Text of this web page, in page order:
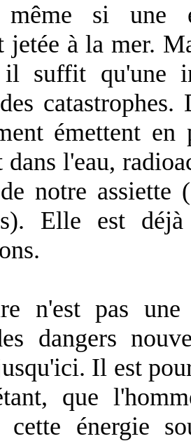
même si une
jetée à la mer.
suffit qu'une
émettent
dans l'eau,
notre assiette
Elle est
n'est pas
dangers
Il est
que
cette énergie